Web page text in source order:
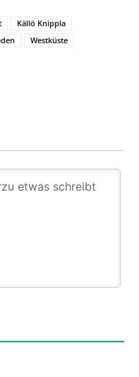
Källö Knippla
Westküste